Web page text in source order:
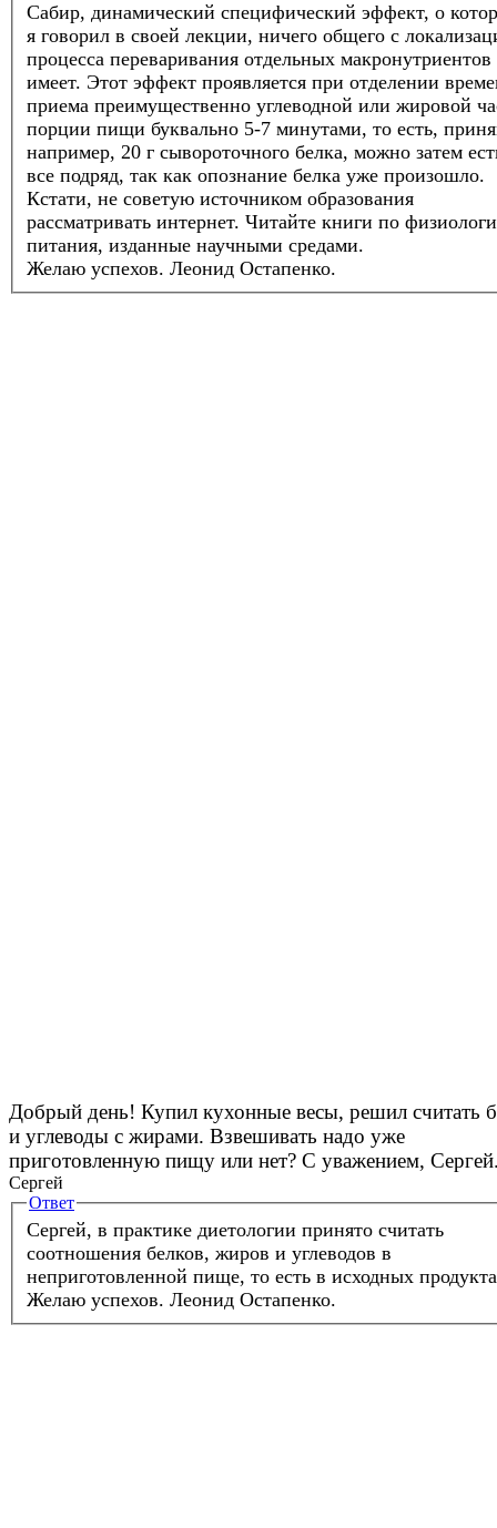
Сабир, динамический специфический эффект, о
я говорил в своей лекции, ничего общего с локализацией
процесса переваривания отдельных макронутриентов
имеет. Этот эффект проявляется при отделении
приема преимущественно углеводной или жировой
порции пищи буквально 5-7 минутами, то есть,
например, 20 г сывороточного белка, можно затем
все подряд, так как опознание белка уже произошло.
Кстати, не советую источником образования
рассматривать интернет. Читайте книги по
питания, изданные научными средами.
Желаю успехов. Леонид Остапенко.
Добрый день! Купил кухонные весы, решил считать
и углеводы с жирами. Взвешивать надо уже
приготовленную пищу или нет? С уважением,
Сергей
Ответ
Сергей, в практике диетологии принято считать
соотношения белков, жиров и углеводов в
неприготовленной пище, то есть в исходных
Желаю успехов. Леонид Остапенко.